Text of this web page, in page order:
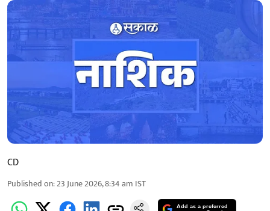
CD
Published on:23 June 2026, 8:34 am IST
Add as a preferred